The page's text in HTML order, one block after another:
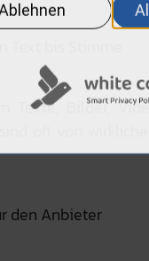
Bilder,
oft von
den Anbieter